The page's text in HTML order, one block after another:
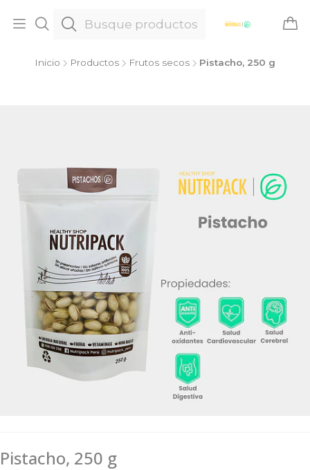
Inicio Productos Frutos secos Pistacho, 250 g
Pistacho, 250 g